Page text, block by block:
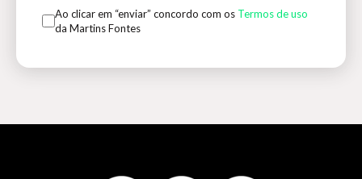
Ao clicar em “enviar” concordo com os Termos de uso
da Martins Fontes